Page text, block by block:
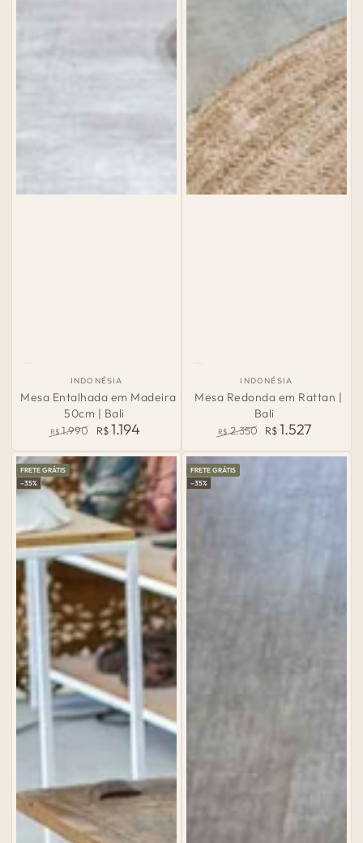
País
de
Origem:
INDONÉSIA
Mesa Entalhada em Madeira
50cm | Bali
normal
R$ 1.990
de
venda
R$1.194
País
de
Origem:
INDONÉSIA
Mesa Redonda em Rattan |
Bali
normal
R$ 2.350
de
R$1.527
FRETE GRÁTIS
–35%
FRETE GRÁTIS
–35%